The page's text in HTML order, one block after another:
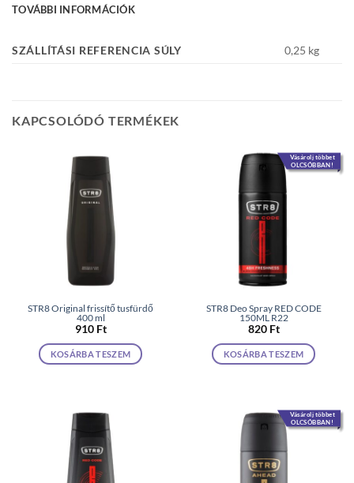
TOVÁBBI INFORMÁCIÓK
SZÁLLÍTÁSI REFERENCIA SÚLY 0,25 kg
KAPCSOLÓDÓ TERMÉKEK
STR8 Original frissítő tusfürdő
400 ml
910 Ft
KOSÁRBA TESZEM
Vásárolj többet
OLCSÓBBAN!
STR8 Deo Spray RED CODE
150ML R22
820 Ft
KOSÁRBA TESZEM
Vásárolj többet
OLCSÓBBAN!